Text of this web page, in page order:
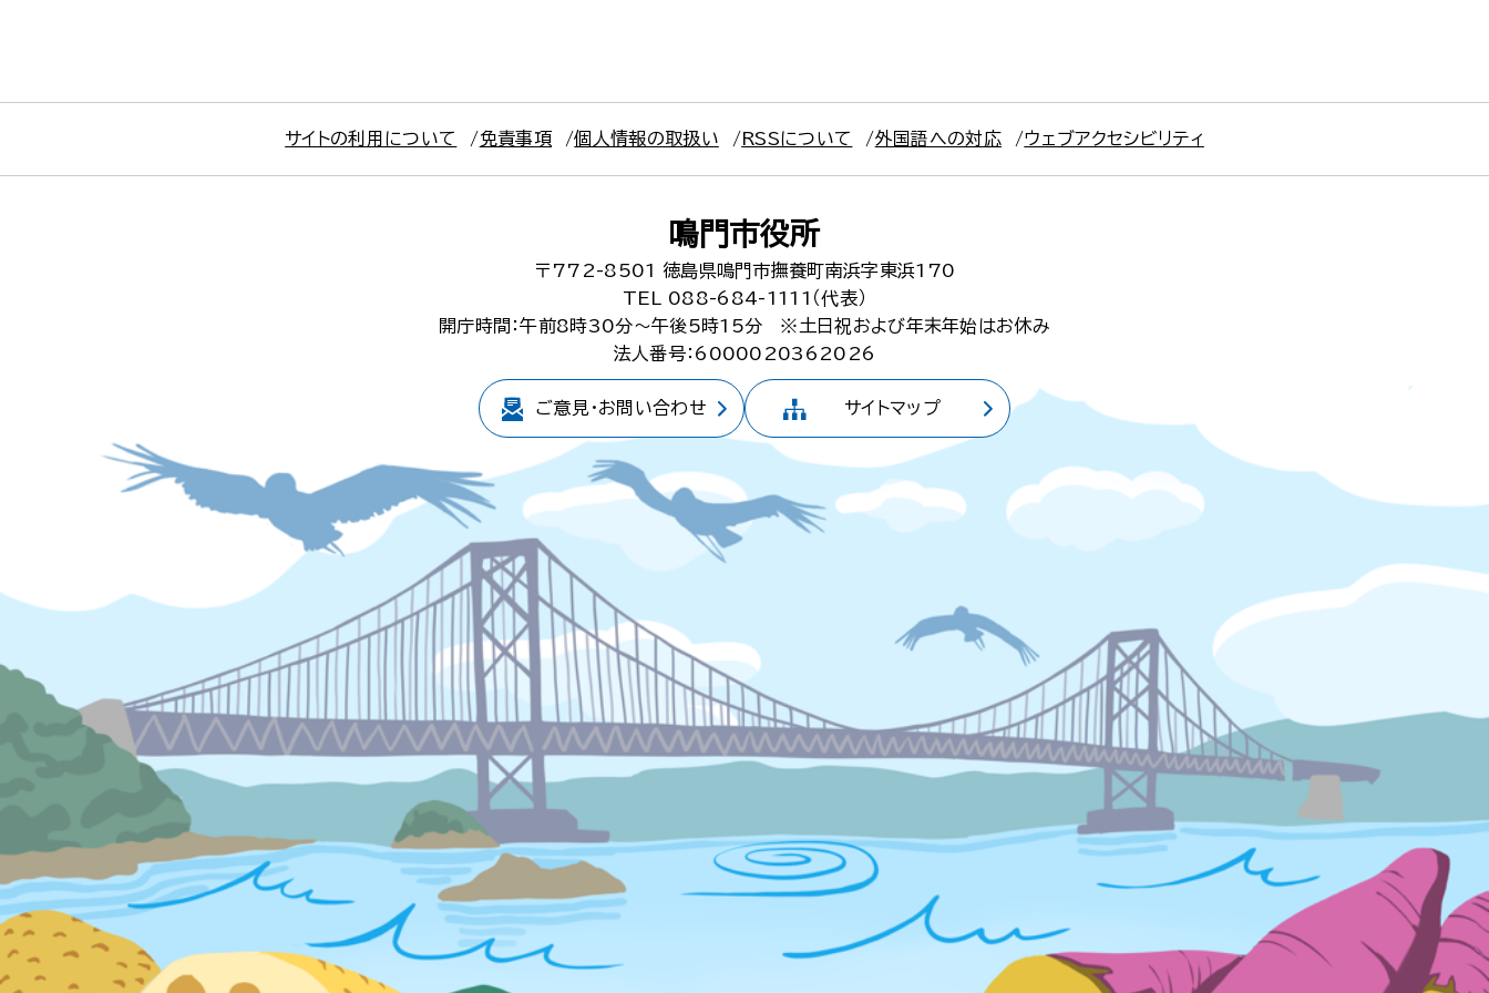
サイトの利用について 免責事項 個人情報の取扱い RSSについて 外国語への対応 ウェブアクセシビリティ
鳴門市役所
〒772-8501
徳島県鳴門市撫養町南浜字東浜170
TEL 088-684-1111（代表）
開庁時間：午前8時30分～午後5時15分
※土日祝および年末年始はお休み
法人番号：6000020362026
ご意見・お問い合わせ サイトマップ